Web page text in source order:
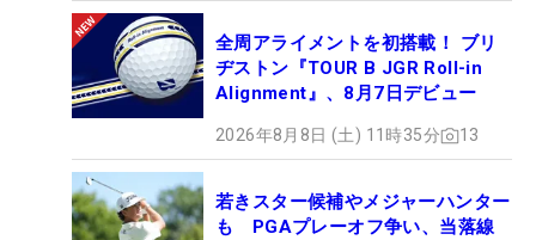
全周アライメントを初搭載！ ブリ
ヂストン『TOUR B JGR Roll-in
Alignment』、8月7日デビュー
2026年8月8日 (土) 11時35分 13
若きスター候補やメジャーハンター
も PGAプレーオフ争い、当落線